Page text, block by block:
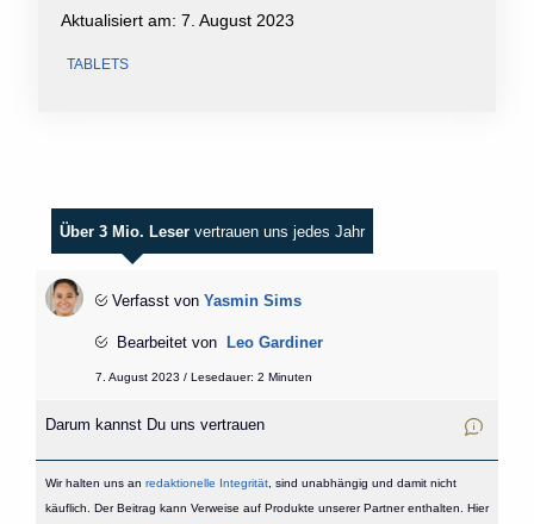
Aktualisiert am: 7. August 2023
TABLETS
Über 3 Mio. Leser vertrauen uns jedes Jahr
Verfasst von Yasmin Sims
Bearbeitet von Leo Gardiner
7. August 2023 / Lesedauer: 2 Minuten
Darum kannst Du uns vertrauen
Wir halten uns an redaktionelle Integrität, sind unabhängig und damit nicht
käuflich. Der Beitrag kann Verweise auf Produkte unserer Partner enthalten. Hier